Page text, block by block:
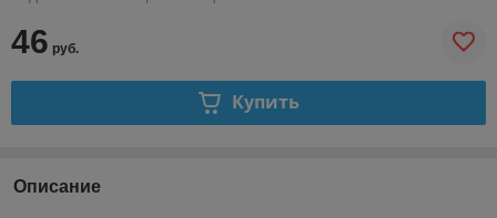
46 руб.
Купить
Описание